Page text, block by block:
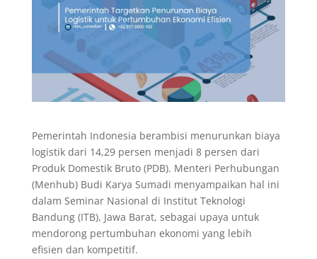
Pemerintah Indonesia berambisi menurunkan biaya
logistik dari 14,29 persen menjadi 8 persen dari
Produk Domestik Bruto (PDB). Menteri Perhubungan
(Menhub) Budi Karya Sumadi menyampaikan hal ini
dalam Seminar Nasional di Institut Teknologi
Bandung (ITB), Jawa Barat, sebagai upaya untuk
mendorong pertumbuhan ekonomi yang lebih
efisien dan kompetitif.